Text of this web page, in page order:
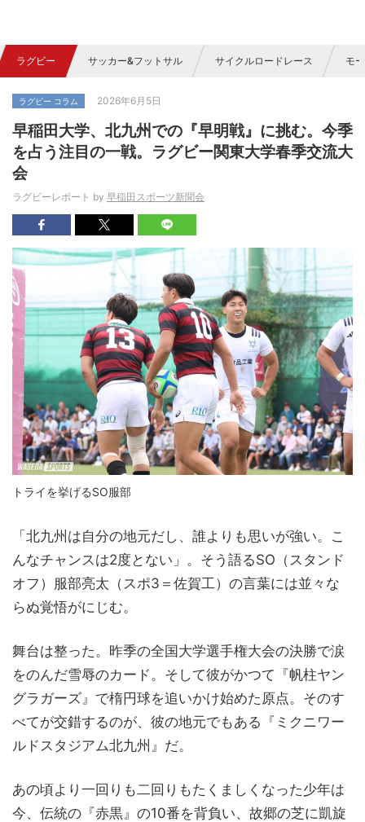
ラグビー サッカー&フットサル サイクルロードレース モ
ラグビー コラム 2026年6月5日
早稲田大学、北九州での『早明戦』に挑む。今季
を占う注目の一戦。ラグビー関東大学春季交流大
会
ラグビーレポート by 早稲田スポーツ新聞会
トライを挙げるSO服部
「北九州は自分の地元だし、誰よりも思いが強い。こ
んなチャンスは2度とない」。そう語るSO（スタンド
オフ）服部亮太（スポ3＝佐賀工）の言葉には並々な
らぬ覚悟がにじむ。
舞台は整った。昨季の全国大学選手権大会の決勝で涙
をのんだ雪辱のカード。そして彼がかつて『帆柱ヤン
グラガーズ』で楕円球を追いかけ始めた原点。そのす
べてが交錯するのが、彼の地元でもある『ミクニワー
ルドスタジアム北九州』だ。
あの頃より一回りも二回りもたくましくなった少年は
今、伝統の『赤黒』の10番を背負い、故郷の芝に凱旋